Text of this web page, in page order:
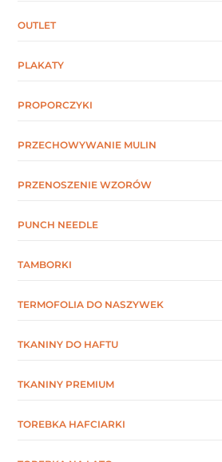
OUTLET
PLAKATY
PROPORCZYKI
PRZECHOWYWANIE MULIN
PRZENOSZENIE WZORÓW
PUNCH NEEDLE
TAMBORKI
TERMOFOLIA DO NASZYWEK
TKANINY DO HAFTU
TKANINY PREMIUM
TOREBKA HAFCIARKI